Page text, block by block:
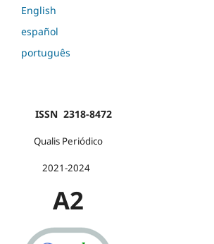
English
español
português
ISSN 2318-8472
Qualis Periódico
2021-2024
A2